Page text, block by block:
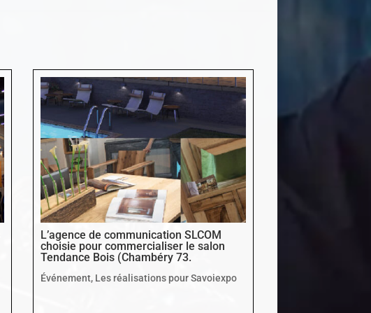
L’agence de communication SLCOM
choisie pour commercialiser le salon
Tendance Bois (Chambéry 73.
Événement, Les réalisations pour Savoiexpo